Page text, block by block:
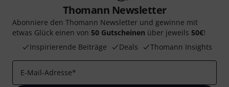
Thomann Newsletter
Abonniere den Thomann Newsletter und gewinne mit
etwas Glück einen von 50 Gutscheinen über jeweils 50€!
Inspirierende Beiträge
Deals Thomann Insights
E-Mail-Adresse*